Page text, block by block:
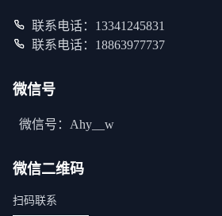
联系电话：13341245831
联系电话：18863977737
微信号
微信号：Ahy__w
微信二维码
扫码联系